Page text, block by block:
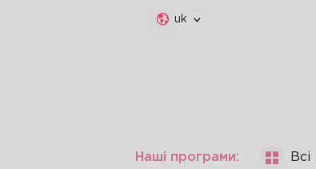
uk
Наші програми: